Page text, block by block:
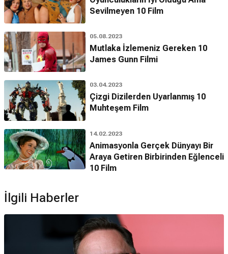
Sevilmeyen 10 Film
05.08.2023
Mutlaka İzlemeniz Gereken 10
James Gunn Filmi
03.04.2023
Çizgi Dizilerden Uyarlanmış 10
Muhteşem Film
14.02.2023
Animasyonla Gerçek Dünyayı Bir
Araya Getiren Birbirinden Eğlenceli
10 Film
İlgili Haberler